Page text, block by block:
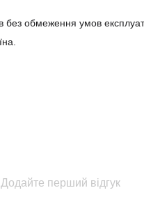
без обмеження умов
Додайте перший відгук